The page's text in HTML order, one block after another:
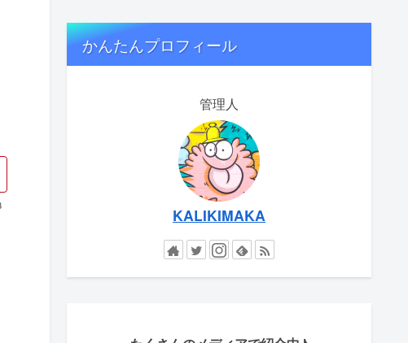
かんたんプロフィール
管理人
KALIKIMAKA